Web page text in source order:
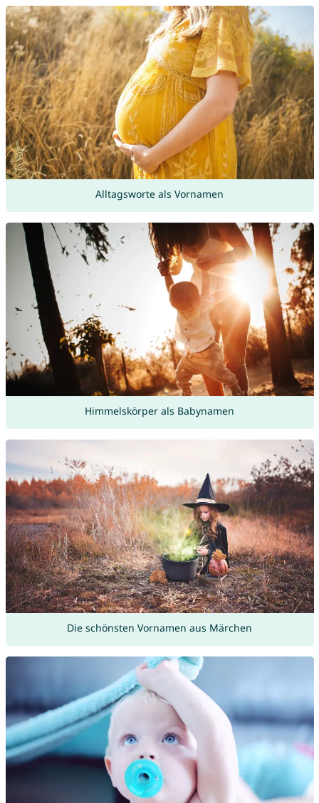
Alltagsworte als Vornamen
Himmelskörper als Babynamen
Die schönsten Vornamen aus Märchen